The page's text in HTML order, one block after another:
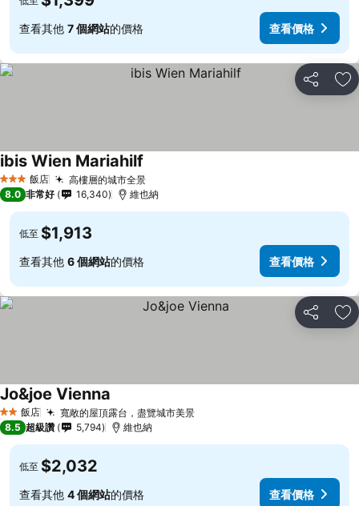
查看其他 7 個網站的價格 查看價格
分享 加
3 星級 飯店 高樓層的城市全景
ibis Wien Mariahilf
8.0 非常好 16,340 維也納
低至 $1,913
查看其他 6 個網站的價格 查看價格
分享 加
2 星級飯店 寬敞的屋頂露台，盡覽城市美景
Jo&joe Vienna
8.5 超級讚 5,794 維也納
低至 $2,032
查看其他 4 個網站的價格 查看價格